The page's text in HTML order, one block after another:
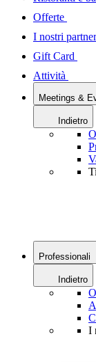
Offerte
I nostri partner
Gift Card
Attività
Meetings &
Indietro
Professionali
Indietro
I